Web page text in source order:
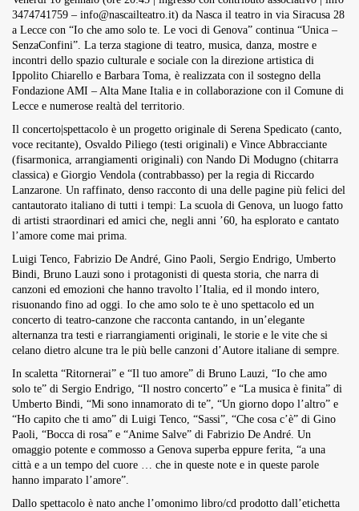
Maggio 29, 2026 4 Min
3474741759 – info@nascailteatro.it) da Nasca il teatro in via Siracusa 28
a Lecce con “Io che amo solo te. Le voci di Genova” continua “Unica –
SenzaConfini”. La terza stagione di teatro, musica, danza, mostre e
incontri dello spazio culturale e sociale con la direzione artistica di
Ippolito Chiarello e Barbara Toma, è realizzata con il sostegno della
Fondazione AMI – Alta Mane Italia e in collaborazione con il Comune di
Lecce e numerose realtà del territorio.
Il concerto|spettacolo è un progetto originale di Serena Spedicato (canto,
voce recitante), Osvaldo Piliego (testi originali) e Vince Abbracciante
(fisarmonica, arrangiamenti originali) con Nando Di Modugno (chitarra
classica) e Giorgio Vendola (contrabbasso) per la regia di Riccardo
Lanzarone. Un raffinato, denso racconto di una delle pagine più felici del
cantautorato italiano di tutti i tempi: La scuola di Genova, un luogo fatto
di artisti straordinari ed amici che, negli anni ’60, ha esplorato e cantato
l’amore come mai prima.
Luigi Tenco, Fabrizio De André, Gino Paoli, Sergio Endrigo, Umberto
Bindi, Bruno Lauzi sono i protagonisti di questa storia, che narra di
canzoni ed emozioni che hanno travolto l’Italia, ed il mondo intero,
risuonando fino ad oggi. Io che amo solo te è uno spettacolo ed un
concerto di teatro-canzone che racconta cantando, in un’elegante
alternanza tra testi e riarrangiamenti originali, le storie e le vite che si
celano dietro alcune tra le più belle canzoni d’Autore italiane di sempre.
In scaletta “Ritornerai” e “Il tuo amore” di Bruno Lauzi, “Io che amo
solo te” di Sergio Endrigo, “Il nostro concerto” e “La musica è finita” di
Umberto Bindi, “Mi sono innamorato di te”, “Un giorno dopo l’altro” e
“Ho capito che ti amo” di Luigi Tenco, “Sassi”, “Che cosa c’è” di Gino
Paoli, “Bocca di rosa” e “Anime Salve” di Fabrizio De André. Un
omaggio potente e commosso a Genova superba eppure ferita, “a una
città e a un tempo del cuore … che in queste note e in queste parole
hanno imparato l’amore”.
Dallo spettacolo è nato anche l’omonimo libro/cd prodotto dall’etichetta